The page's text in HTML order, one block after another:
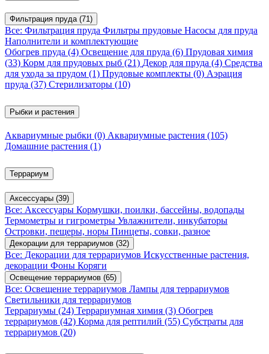
Фильтрация пруда (71)
Все: Фильтрация пруда Фильтры прудовые Насосы для пруда
Наполнители и комплектующие
Обогрев пруда (4) Освещение для пруда (6) Прудовая химия
(33) Корм для прудовых рыб (21) Декор для пруда (4) Средства
для ухода за прудом (1) Прудовые комплекты (0) Аэрация
пруда (37) Стерилизаторы (10)
Рыбки и растения
Аквариумные рыбки (0) Аквариумные растения (105)
Домашние растения (1)
Террариум
Аксессуары (39)
Все: Аксессуары Кормушки, поилки, бассейны, водопады
Термометры и гигрометры Увлажнители, инкубаторы
Островки, пещеры, норы Пинцеты, совки, разное
Декорации для террариумов (32)
Все: Декорации для террариумов Искусственные растения,
декорации Фоны Коряги
Освещение террариумов (65)
Все: Освещение террариумов Лампы для террариумов
Светильники для террариумов
Террариумы (24) Террариумная химия (3) Обогрев
террариумов (42) Корма для рептилий (55) Субстраты для
террариумов (20)